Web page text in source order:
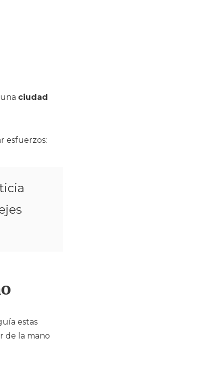
ciudad
esfuerzos:
estas
de la mano